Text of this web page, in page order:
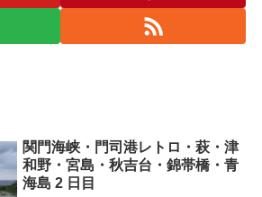
関門海峡・門司港レトロ・萩・津
和野・宮島・秋吉台・錦帯橋・青
海島 2 日目